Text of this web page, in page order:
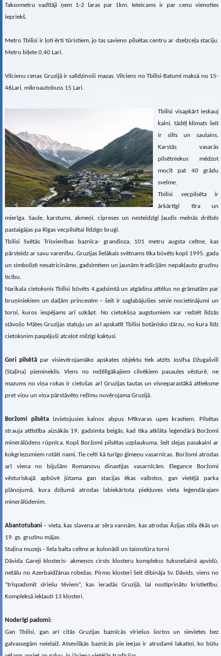
Taksometru vadītāji ņem 1-2 laras par 1km. Ieteicams ir par cenu vienoties
iepriekš.
Metro Tbilisi ir ļoti ērti tūristiem, jo tas savieno pilsētas centru ar dzelzceļa staciju.
Metro biļete 0,40 Lari.
Vilcienu cenas Gruzijā ir salīdzinoši mazas. Vilciens no Tbilisi-Batumi maksā no 15-
46Lari, mikroautobuss 15 Lari.
Tbilisi visapkārt ieskauj
kalni, tādēļ klimats šeit
ir silts un saulains.
Karstās vasarās
pilsētniekus mēdzot
mocīt pat 40 grādu
svelme.
Tbilisi vecpilsēta ir
ārkārtīgi tīra un
mierīga. Saule, karstums, akmeņi, cipreses un nesteidzīgi ļaudis melnās drēbēs
pastaigājas pa Rīgas vecpilsētai līdzīgo bruģi.
Tbilisi Svētās Trīsvienības baznīca- grandioza, 101 metru augsta celtne, kas
pārsteidz ar savu varenību. Gruzijas lielākais svētnams tika būvēts kopš 1995. gada
un simbolizē nesatricināmo, gadsimtiem un jaunām tradīcijām nepakļauto gruzīnu
ticību.
Narikala cietoksnis Tbilisi būvēts 4.gadsimtā un atgādina attēlus no grāmatām par
bruņiniekiem un daiļām princesēm – šeit ir saglabājušies senie nocietinājumi un
torņi, kuros iespējams arī uzkāpt. No cietokšņa augstumiem var redzēt līdzās
stāvošo Mātes Gruzijas statuju un arī apskatīt Tbilisi botānisko dārzu, no kura līdz
cietoksnim paspējuši atceļot milzīgi kaktusi.
Gori pilsētā par visievērojamāko apskates objektu tiek atzīts Josifsa Džugašvili
(Staļina) piemineklis. Viens no nežēlīgākajiem cilvēkiem pasaules vēsturē, ne
mazums no viņa rokas ir cietušas arī Gruzijas tautas un visneparastākā attieksme
pret viņu un viņa pārstāvēto režīmu novērojama Gruzijā.
Boržomi pilsētaizvietojusies kalnos abpus Mtkvaras upes krastiem. Pilsētas
strauja attīstība aizsākās 19. gadsimta beigās, kad tika atklāta leģendārā Boržomi
minerālūdens rūpnīca. Kopš Boržomi pilsētas uzplaukuma, šeit slejas pasakaini ar
kokgriezumiem rotāti nami. Tie celti kā turīgo ģimeņu vasarnīcas. Boržomi atrodas
arī viena no bijušām Romanovu dinastijas vasarnīcām. Elegance Boržomi
vēsturiskajā apbūvē jūtama gan stacijas ēkas vaibstos, gan vietējā parka
plānojumā, kura dziļumā atrodas labiekārtota piekļuves vieta leģendārajam
minerālūdenim.
Abantotubani – vieta, kas slavena ar sēra vannām, kas atrodas Āzijas stila ēkās un
19. gs. gruzīnu mājas.
Staļina muzejs - liela balta celtne ar kolonādi un taisnstūra torni
Dāvida Gareji klosteris- akmeņos cirsts klosteru komplekss tuksnešainā apvidū,
netālu no Azerbaidžānas robežas. Pirmo klosteri šeit dibināja Sv. Dāvids, viens no
“trīspadsmit sīriešu tēviem”, kas ieradās Gruzijā, lai nostiprinātu kristietību.
Kompleksā iekļauti 13 klosteri.
Noderīgi padomi:
Gan Tbilisi, gan arī citās Gruzijas baznīcās vīriešus šortos un sievietes bez
galvassegām neielaiž. Atsevišķās baznīcās pie ieejas ir atrodami lakatiņi, ko būtu